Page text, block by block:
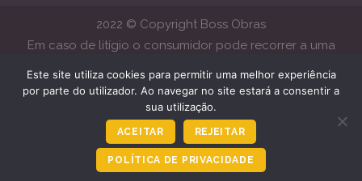
2022 © Copyright Boss Obras
Em caso de litígio o consumidor pode recorrer a uma
Centro de Arbitragem de Conflitos de Consumo de Lisboa
www.centroarbitragemlisboa.ptMais informações em Portal do
Consumidowww.consumidor.gov.pt
Ligar Agora
Este site utiliza cookies para permitir uma melhor experiência
por parte do utilizador. Ao navegar no site estará a consentir a
sua utilização.
ACEITAR REJEITAR
POLÍTICA DE PRIVACIDADE